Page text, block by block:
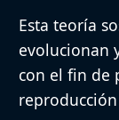
Esta teoría
evolucionan
con el fin de